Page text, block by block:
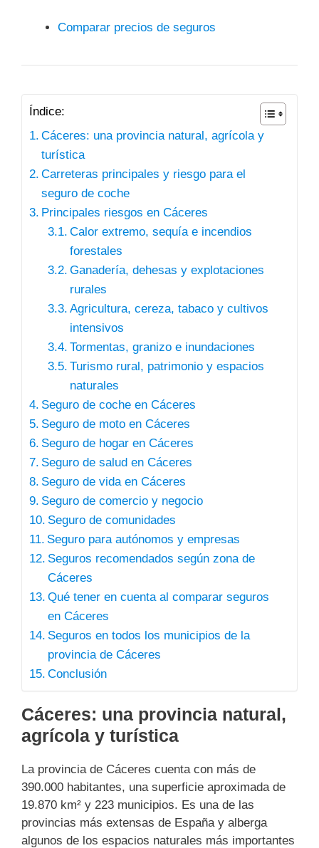
Comparar precios de seguros
Índice:
Cáceres: una provincia natural, agrícola y
turística
Carreteras principales y riesgo para el
seguro de coche
Principales riesgos en Cáceres
Calor extremo, sequía e incendios
forestales
Ganadería, dehesas y explotaciones
rurales
Agricultura, cereza, tabaco y cultivos
intensivos
Tormentas, granizo e inundaciones
Turismo rural, patrimonio y espacios
naturales
Seguro de coche en Cáceres
Seguro de moto en Cáceres
Seguro de hogar en Cáceres
Seguro de salud en Cáceres
Seguro de vida en Cáceres
Seguro de comercio y negocio
Seguro de comunidades
Seguro para autónomos y empresas
Seguros recomendados según zona de
Cáceres
Qué tener en cuenta al comparar seguros
en Cáceres
Seguros en todos los municipios de la
provincia de Cáceres
Conclusión
Cáceres: una provincia natural,
agrícola y turística
La provincia de Cáceres cuenta con más de
390.000 habitantes, una superficie aproximada de
19.870 km² y 223 municipios. Es una de las
provincias más extensas de España y alberga
algunos de los espacios naturales más importantes